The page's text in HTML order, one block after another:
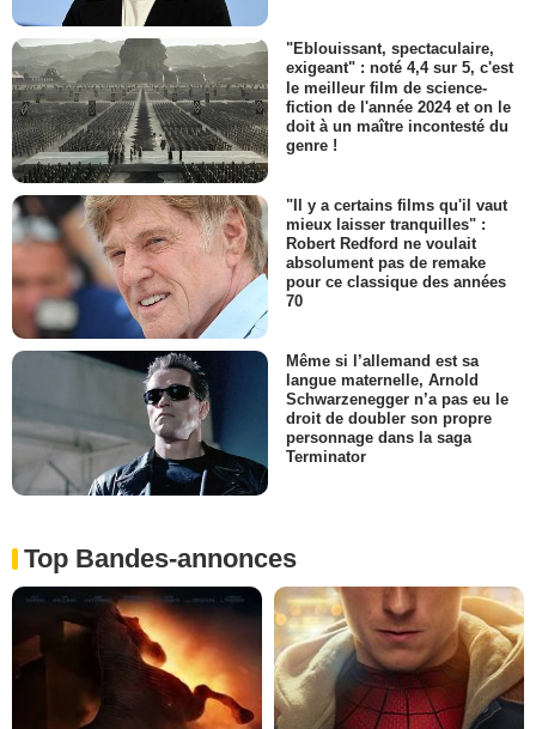
"Eblouissant, spectaculaire,
exigeant" : noté 4,4 sur 5, c'est
le meilleur film de science-
fiction de l'année 2024 et on le
doit à un maître incontesté du
genre !
"Il y a certains films qu'il vaut
mieux laisser tranquilles" :
Robert Redford ne voulait
absolument pas de remake
pour ce classique des années
70
Même si l’allemand est sa
langue maternelle, Arnold
Schwarzenegger n’a pas eu le
droit de doubler son propre
personnage dans la saga
Terminator
Top Bandes-annonces